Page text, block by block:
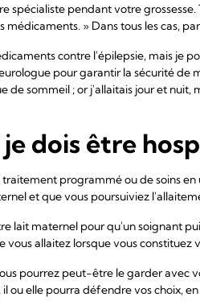
spécialiste pendant votre
médicaments. » Dans tous les cas,
contre l'épilepsie, mais je
pour garantir la sécurité
de sommeil ; or j'allaitais jour et nuit,
dois être
programmé ou de soins
et que vous poursuiviez
lait maternel pour qu'un soignant
vous allaitez lorsque vous
pourrez peut-être le garder avec
ou elle pourra défendre vos choix,